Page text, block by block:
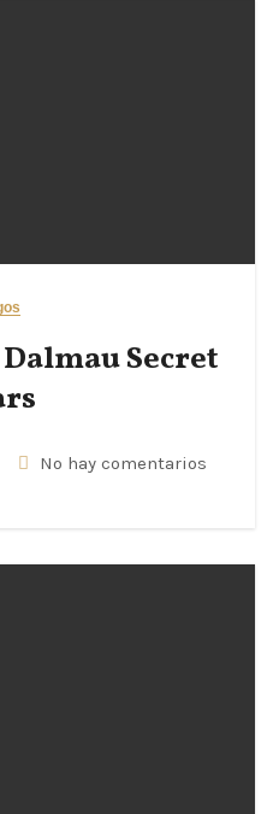
Secret
No hay comentarios